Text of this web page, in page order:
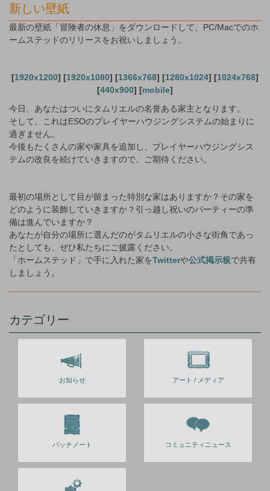
新しい壁紙
最新の壁紙「冒険者の休息」をダウンロードして、PC/Macでのホ
ームステッドのリリースをお祝いしましょう。
[1920x1200] [1920x1080] [1366x768] [1280x1024] [1024x768]
[440x900] [mobile]
今日、あなたはついにタムリエルの名誉ある家主となります。
そして、これはESOのプレイヤーハウジングシステムの始まりに
過ぎません。
今後もたくさんの家や家具を追加し、プレイヤーハウジングシス
テムの改良を続けていきますので、ご期待ください。
最初の場所として目が留まった特別な家はありますか？その家を
どのように装飾していきますか？引っ越し祝いのパーティーの準
備は進んでいますか？
あなたが自分の場所に選んだのがタムリエルの小さな街角であっ
たとしても、ぜひ私たちにご披露ください。
「ホームステッド」で手に入れた家をTwitterや公式掲示板で共有
しましょう。
カテゴリー
お知らせ アート / メディア
パッチノート コミュニティニュース